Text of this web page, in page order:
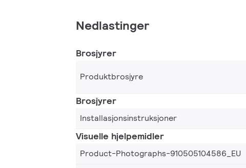
Nedlastinger
Brosjyrer
Produktbrosjyre
Brosjyrer
Installasjonsinstruksjoner
Visuelle hjelpemidler
Product-Photographs-910505104586_EU